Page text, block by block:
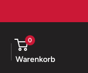
0
Warenkorb